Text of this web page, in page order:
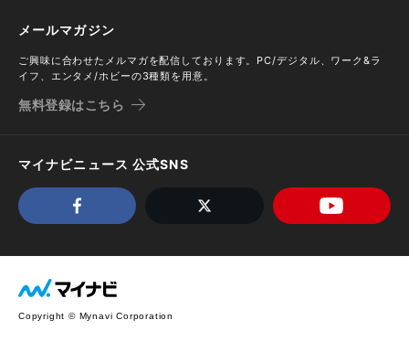
メールマガジン
ご興味に合わせたメルマガを配信しております。PC/デジタル、ワーク&ラ
イフ、エンタメ/ホビーの3種類を用意。
無料登録はこちら
マイナビニュース 公式SNS
Copyright © Mynavi Corporation